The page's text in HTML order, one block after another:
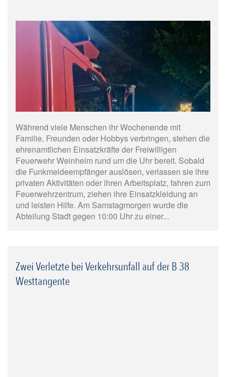
Während viele Menschen ihr Wochenende mit
Familie, Freunden oder Hobbys verbringen, stehen die
ehrenamtlichen Einsatzkräfte der Freiwilligen
Feuerwehr Weinheim rund um die Uhr bereit. Sobald
die Funkmeldeempfänger auslösen, verlassen sie ihre
privaten Aktivitäten oder ihren Arbeitsplatz, fahren zum
Feuerwehrzentrum, ziehen ihre Einsatzkleidung an
und leisten Hilfe. Am Samstagmorgen wurde die
Abteilung Stadt gegen 10:00 Uhr zu einer...
Zwei Verletzte bei Verkehrsunfall auf der B 38
Westtangente